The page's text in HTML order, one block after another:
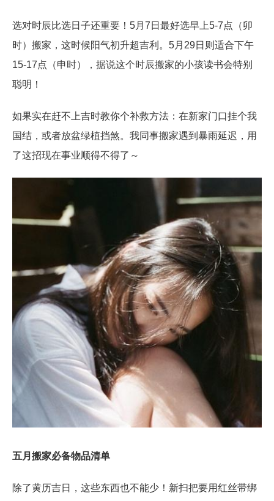
选对时辰比选日子还重要！5月7日最好选早上5-7点（卯
时）搬家，这时候阳气初升超吉利。5月29日则适合下午
15-17点（申时），据说这个时辰搬家的小孩读书会特别
聪明！
如果实在赶不上吉时教你个补救方法：在新家门口挂个我
国结，或者放盆绿植挡煞。我同事搬家遇到暴雨延迟，用
了这招现在事业顺得不得了～
五月搬家必备物品清单
除了黄历吉日，这些东西也不能少！新扫把要用红丝带绑